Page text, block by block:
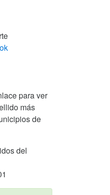
para ver
más
de
del